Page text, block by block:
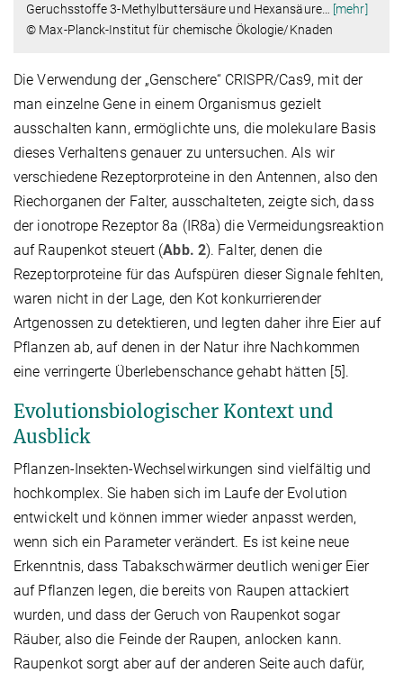
Geruchsstoffe 3-Methylbuttersäure und Hexansäure…
[mehr]
© Max-Planck-Institut für chemische Ökologie/Knaden
Die Verwendung der „Genschere“ CRISPR/Cas9, mit der
man einzelne Gene in einem Organismus gezielt
ausschalten kann, ermöglichte uns, die molekulare Basis
dieses Verhaltens genauer zu untersuchen. Als wir
verschiedene Rezeptorproteine in den Antennen, also den
Riechorganen der Falter, ausschalteten, zeigte sich, dass
der ionotrope Rezeptor 8a (IR8a) die Vermeidungsreaktion
auf Raupenkot steuert (Abb. 2). Falter, denen die
Rezeptorproteine für das Aufspüren dieser Signale fehlten,
waren nicht in der Lage, den Kot konkurrierender
Artgenossen zu detektieren, und legten daher ihre Eier auf
Pflanzen ab, auf denen in der Natur ihre Nachkommen
eine verringerte Überlebenschance gehabt hätten [5].
Evolutionsbiologischer Kontext und
Ausblick
Pflanzen-Insekten-Wechselwirkungen sind vielfältig und
hochkomplex. Sie haben sich im Laufe der Evolution
entwickelt und können immer wieder anpasst werden,
wenn sich ein Parameter verändert. Es ist keine neue
Erkenntnis, dass Tabakschwärmer deutlich weniger Eier
auf Pflanzen legen, die bereits von Raupen attackiert
wurden, und dass der Geruch von Raupenkot sogar
Räuber, also die Feinde der Raupen, anlocken kann.
Raupenkot sorgt aber auf der anderen Seite auch dafür,